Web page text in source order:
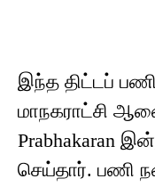
இந்த திட்டப்
மாநகராட்சி
Prabhakaran
செய்தார். பணி